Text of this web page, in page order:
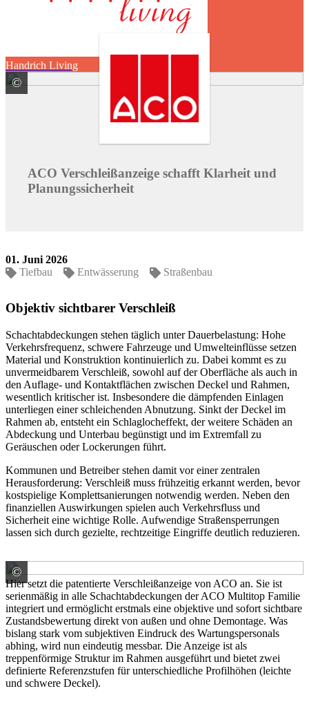
Handrich Living
© ACO Passavant Detego GmbH Schachtabdeckungen
ACO Verschleißanzeige schafft Klarheit und
Planungssicherheit
01. Juni 2026
Tiefbau
Entwässerung Straßenbau
Objektiv sichtbarer Verschleiß
Schachtabdeckungen stehen täglich unter Dauerbelastung: Hohe
Verkehrsfrequenz, schwere Fahrzeuge und Umwelteinflüsse setzen
Material und Konstruktion kontinuierlich zu. Dabei kommt es zu
unvermeidbarem Verschleiß, sowohl auf der Oberfläche als auch in
den Auflage- und Kontaktflächen zwischen Deckel und Rahmen,
wesentlich kritischer ist. Insbesondere die dämpfenden Einlagen
unterliegen einer schleichenden Abnutzung. Sinkt der Deckel im
Rahmen ab, entsteht ein Schlaglocheffekt, der weitere Schäden an
Abdeckung und Unterbau begünstigt und im Extremfall zu
Geräuschen oder Lockerungen führt.
Kommunen und Betreiber stehen damit vor einer zentralen
Herausforderung: Verschleiß muss frühzeitig erkannt werden, bevor
kostspielige Komplettsanierungen notwendig werden. Neben den
finanziellen Auswirkungen spielen auch Verkehrsfluss und
Sicherheit eine wichtige Rolle. Aufwendige Straßensperrungen
lassen sich durch gezielte, rechtzeitige Eingriffe deutlich reduzieren.
©
ACO Passavant Detego GmbH Schachtabdeckungen
Hier setzt die patentierte Verschleißanzeige von ACO an. Sie ist
serienmäßig in alle Schachtabdeckungen der ACO Multitop Familie
integriert und ermöglicht erstmals eine objektive und sofort sichtbare
Zustandsbewertung direkt von außen und ohne Demontage. Was
bislang stark vom subjektiven Eindruck des Wartungspersonals
abhing, wird nun eindeutig messbar. Die Anzeige ist als
treppenförmige Struktur im Rahmen ausgeführt und bietet zwei
definierte Referenzstufen für unterschiedliche Profilhöhen (leichte
und schwere Deckel).